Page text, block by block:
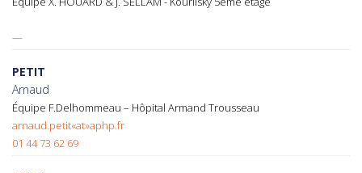
—
PETIT
Arnaud
Équipe F.Delhommeau – Hôpital Armand Trousseau
arnaud.petit«at»aphp.fr
01 44 73 62 69